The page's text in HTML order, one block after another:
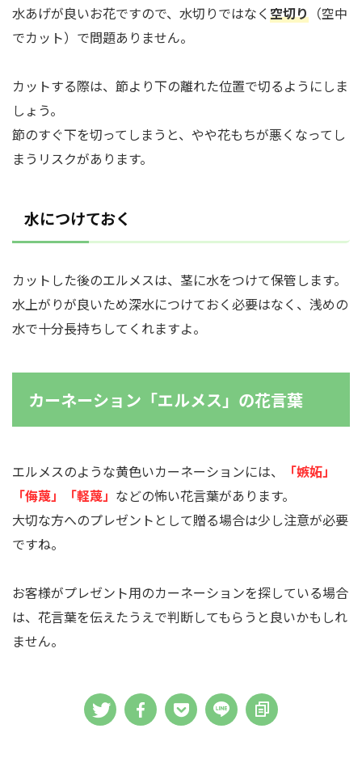
水あげが良いお花ですので、水切りではなく空切り （空中
でカット）で問題ありません。
カットする際は、節より下の離れた位置で切るようにしま
しょう。
節のすぐ下を切ってしまうと、やや花もちが悪くなってし
まうリスクがあります。
水につけておく
カットした後のエルメスは、茎に水をつけて保管します。
水上がりが良いため深水につけておく必要はなく、浅めの
水で十分長持ちしてくれますよ。
カーネーション「エルメス」の花言葉
エルメスのような黄色いカーネーションには、
「嫉妬」
「侮蔑」「軽蔑」 などの怖い花言葉があります。
大切な方へのプレゼントとして贈る場合は少し注意が必要
ですね。
お客様がプレゼント用のカーネーションを探している場合
は、花言葉を伝えたうえで判断してもらうと良いかもしれ
ません。